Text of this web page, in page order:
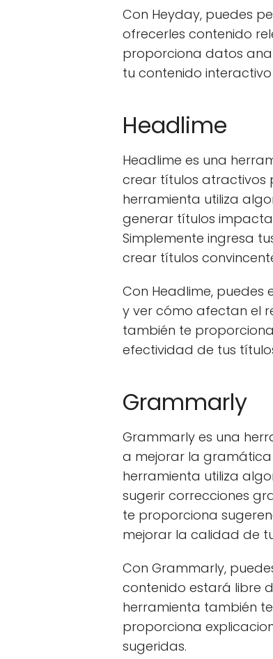
Con Heyday, puedes
ofrecerles contenido
proporciona datos
tu contenido
Headlime
Headlime es una
crear títulos atractivos
herramienta utiliza
generar títulos
Simplemente ingresa
crear títulos
Con Headlime, puedes
y ver cómo afectan el
también te
efectividad de tus
Grammarly
Grammarly es una
a mejorar la
herramienta utiliza
sugerir correcciones
te proporciona
mejorar la calidad de
Con Grammarly,
contenido estará libre
herramienta también
proporciona
sugeridas.